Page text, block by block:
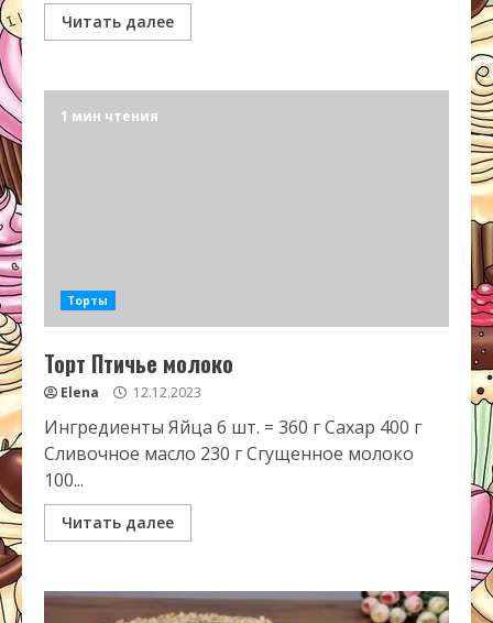
Читать далее
1 мин чтения
Торты
Торт Птичье молоко
Elena 12.12.2023
Ингредиенты Яйца 6 шт. = 360 г Сахар 400 г
Сливочное масло 230 г Сгущенное молоко
100...
Читать далее